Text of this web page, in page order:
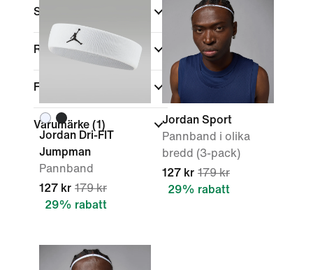
Shoppa efter pris
Rea och erbjudanden
Färg
Varumärke (1)
Jordan Dri-FIT
Jumpman
Pannband
127 kr 179 kr
29% rabatt
Jordan Sport
Pannband i olika
bredd (3-pack)
127 kr 179 kr
29% rabatt